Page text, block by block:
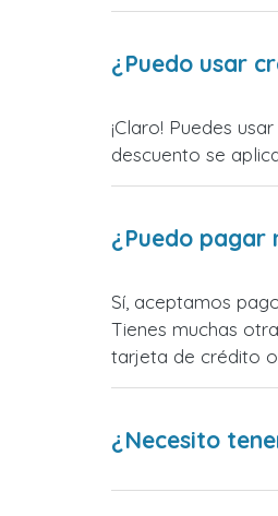
¿Puedo usar
¡Claro! Puedes
descuento se
¿Puedo pagar
Sí, aceptamos
Tienes muchas
tarjeta de crédito o
¿Necesito